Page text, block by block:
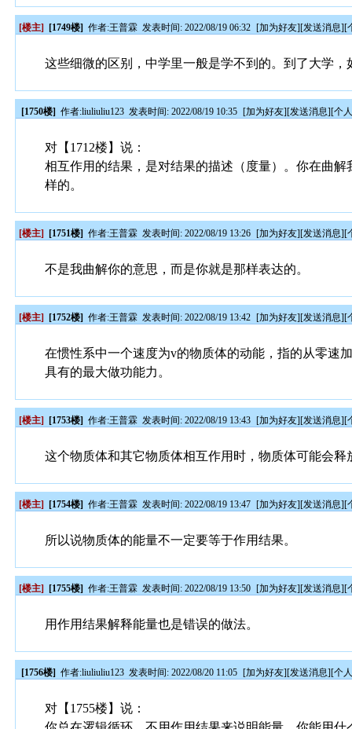
[楼主] [1749楼] 作者:王普霖 发表时间: 2022/08/19 06:32 [加为好友][发送消息][
这些细微的区别，中学里一般是学不到的。到了大学
[1750楼] 作者:liuliuliu123 发表时间: 2022/08/19 10:35 [加为好友][发送消息][个
对【1712楼】说：
相互作用的结果，是对结果的描述（度量）。你在曲
样的。
[楼主] [1751楼] 作者:王普霖 发表时间: 2022/08/19 13:26 [加为好友][发送消息][
不是我曲解你的意思，而是你就是那样表达的。
[楼主] [1752楼] 作者:王普霖 发表时间: 2022/08/19 13:42 [加为好友][发送消息][
在惯性系中一个速度为v的物质体的动能，指的从零速
具有的最大做功能力。
[楼主] [1753楼] 作者:王普霖 发表时间: 2022/08/19 13:43 [加为好友][发送消息][
这个物质体和其它物质体相互作用时，物质体可能会
[楼主] [1754楼] 作者:王普霖 发表时间: 2022/08/19 13:47 [加为好友][发送消息][
所以说物质体的能量不一定要等于作用结果。
[楼主] [1755楼] 作者:王普霖 发表时间: 2022/08/19 13:50 [加为好友][发送消息][
用作用结果解释能量也是错误的做法。
[1756楼] 作者:liuliuliu123 发表时间: 2022/08/20 11:05 [加为好友][发送消息][个
对【1755楼】说：